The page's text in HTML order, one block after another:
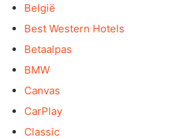
België
Best Western Hotels
Betaalpas
BMW
Canvas
CarPlay
Classic